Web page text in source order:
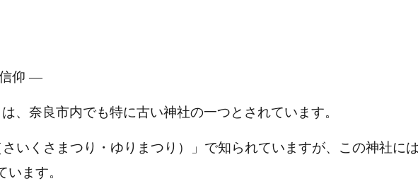
仰 ―
は、奈良市内でも特に古い神社の一つとされています。
いくさまつり・ゆりまつり）」で知られていますが、この神社に
ます。